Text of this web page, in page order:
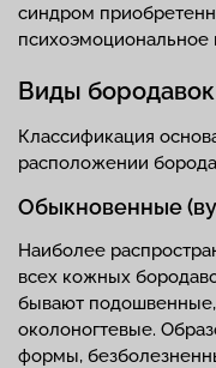
синдром
психоэмоциональное
Виды бородавок
Классификация
расположении
Обыкновенные
Наиболее
всех кожных
бывают
околоногтевые.
формы,